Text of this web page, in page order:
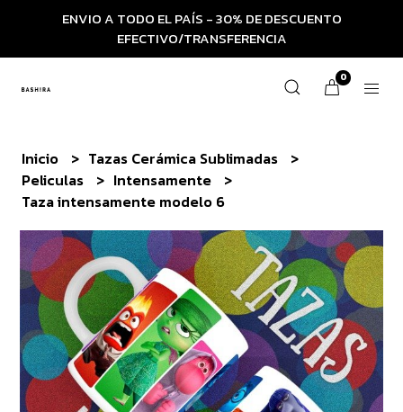
ENVIO A TODO EL PAÍS - 30% DE DESCUENTO
EFECTIVO/TRANSFERENCIA
0
Inicio
Tazas Cerámica Sublimadas
Peliculas
Intensamente
Taza intensamente modelo 6